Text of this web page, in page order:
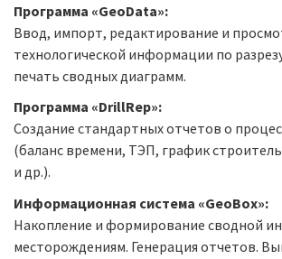
Программа «GeoData»:
Ввод, импорт, редактирование и
технологической информации по
печать сводных диаграмм.
Программа «DrillRep»:
Создание стандартных отчетов о
(баланс времени, ТЭП, график
и др.).
Информационная система «GeoBox»:
Накопление и формирование сводной
месторождениям. Генерация отчетов.